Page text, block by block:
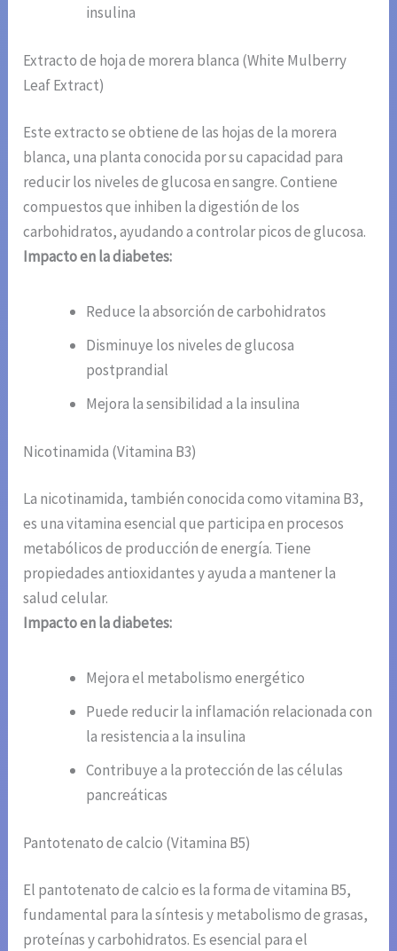
insulina
Extracto de hoja de morera blanca (White Mulberry
Leaf Extract)
Este extracto se obtiene de las hojas de la morera
blanca, una planta conocida por su capacidad para
reducir los niveles de glucosa en sangre. Contiene
compuestos que inhiben la digestión de los
carbohidratos, ayudando a controlar picos de glucosa.
Impacto en la diabetes:
Reduce la absorción de carbohidratos
Disminuye los niveles de glucosa
postprandial
Mejora la sensibilidad a la insulina
Nicotinamida (Vitamina B3)
La nicotinamida, también conocida como vitamina B3,
es una vitamina esencial que participa en procesos
metabólicos de producción de energía. Tiene
propiedades antioxidantes y ayuda a mantener la
salud celular.
Impacto en la diabetes:
Mejora el metabolismo energético
Puede reducir la inflamación relacionada con
la resistencia a la insulina
Contribuye a la protección de las células
pancreáticas
Pantotenato de calcio (Vitamina B5)
El pantotenato de calcio es la forma de vitamina B5,
fundamental para la síntesis y metabolismo de grasas,
proteínas y carbohidratos. Es esencial para el